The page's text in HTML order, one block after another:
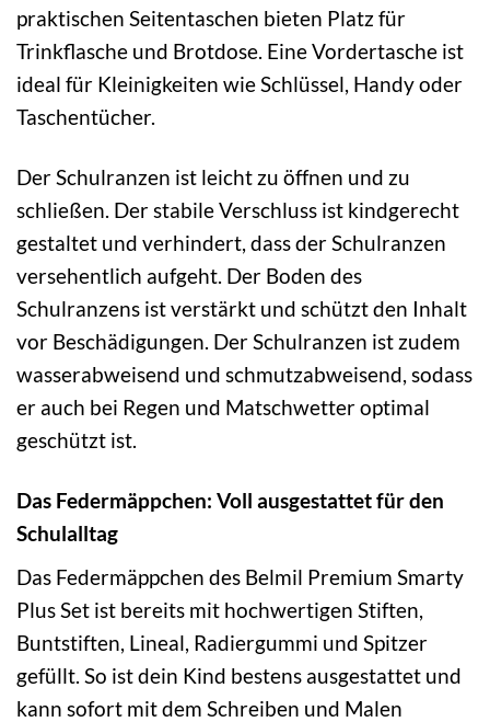
praktischen Seitentaschen bieten Platz für
Trinkflasche und Brotdose. Eine Vordertasche ist
ideal für Kleinigkeiten wie Schlüssel, Handy oder
Taschentücher.
Der Schulranzen ist leicht zu öffnen und zu
schließen. Der stabile Verschluss ist kindgerecht
gestaltet und verhindert, dass der Schulranzen
versehentlich aufgeht. Der Boden des
Schulranzens ist verstärkt und schützt den Inhalt
vor Beschädigungen. Der Schulranzen ist zudem
wasserabweisend und schmutzabweisend, sodass
er auch bei Regen und Matschwetter optimal
geschützt ist.
Das Federmäppchen: Voll ausgestattet für den
Schulalltag
Das Federmäppchen des Belmil Premium Smarty
Plus Set ist bereits mit hochwertigen Stiften,
Buntstiften, Lineal, Radiergummi und Spitzer
gefüllt. So ist dein Kind bestens ausgestattet und
kann sofort mit dem Schreiben und Malen